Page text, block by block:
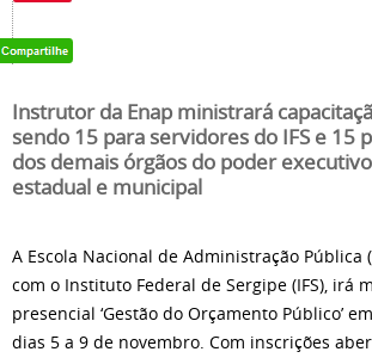
Instrutor da Enap ministrará
sendo 15 para servidores do IFS e 15
dos demais órgãos do poder
estadual e municipal
A Escola Nacional de Administração Pública
com o Instituto Federal de Sergipe (IFS), irá
presencial ‘Gestão do Orçamento Público’
dias 5 a 9 de novembro. Com inscrições